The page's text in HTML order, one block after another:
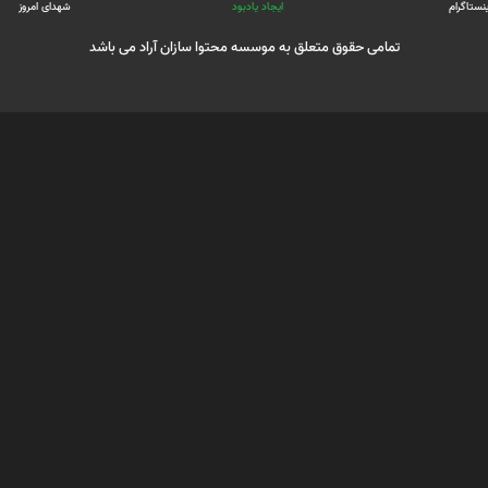
ایجاد یادبود شهدای امروز
تمامی حقوق متعلق به موسسه محتوا سازان آراد می باشد